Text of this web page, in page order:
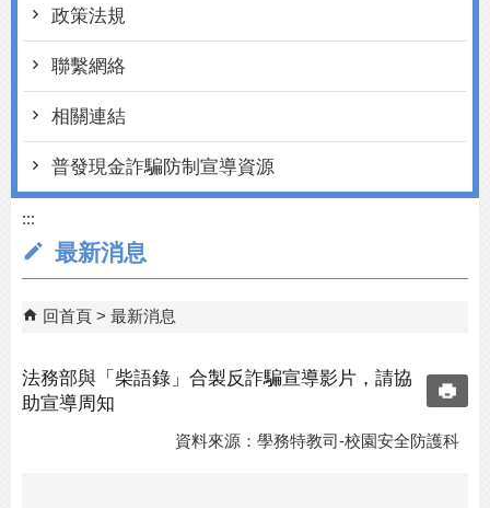
政策法規
聯繫網絡
相關連結
普發現金詐騙防制宣導資源
:::
最新消息
回首頁 最新消息
法務部與「柴語錄」合製反詐騙宣導影片，請協
助宣導周知
資料來源：學務特教司-校園安全防護科